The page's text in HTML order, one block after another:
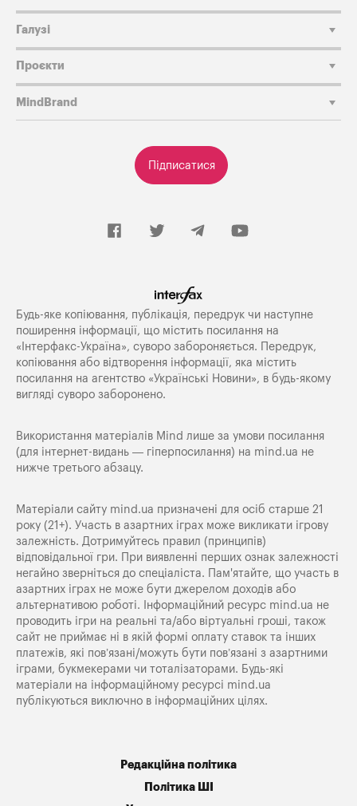
Підписатися
Галузі
Проєкти
MindBrand
Будь-яке копiювання, публiкацiя, передрук чи наступне
поширення iнформацiї, що мiстить посилання на
«Iнтерфакс-Україна», суворо забороняється. Передрук,
копіювання або відтворення інформації, яка містить
посилання на агентство «Українські Новини», в будь-якому
вигляді суворо заборонено.
Використання матеріалів Mind лише за умови посилання
(для інтернет-видань — гіперпосилання) на mind.ua не
нижче третього абзацу.
Матеріали сайту mind.ua призначені для осіб старше 21
року (21+). Участь в азартних іграх може викликати ігрову
залежність. Дотримуйтесь правил (принципів)
відповідальної гри. При виявленні перших ознак залежності
негайно зверніться до спеціаліста. Пам'ятайте, що участь в
азартних іграх не може бути джерелом доходів або
альтернативою роботі. Інформаційний ресурс mind.ua не
проводить ігри на реальні та/або віртуальні гроші, також
сайт не приймає ні в якій формі оплату ставок та інших
платежів, які пов’язані/можуть бути пов’язані з азартними
іграми, букмекерами чи тоталізаторами. Будь-які
матеріали на інформаційному ресурсі mind.ua
публікуються виключно в інформаційних цілях.
Редакційна політика
Політика ШІ